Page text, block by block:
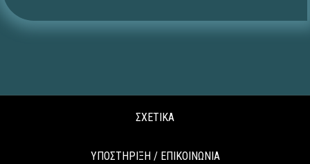
ΣΧΕΤΙΚΑ
ΥΠΟΣΤΗΡΙΞΗ / ΕΠΙΚΟΙΝΩΝΙΑ